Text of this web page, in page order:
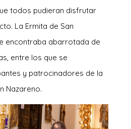
todos pudieran disfrutar
La Ermita de San
encontraba abarrotada de
entre los que se
y patrocinadores de la
Nazareno.